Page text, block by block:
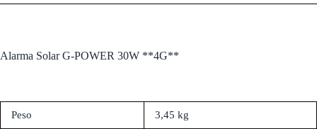
Alarma Solar G-POWER 30W **4G**
Peso 3,45 kg